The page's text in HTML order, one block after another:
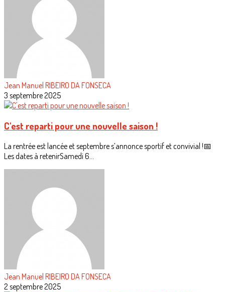
Jean Manuel RIBEIRO DA FONSECA
3 septembre 2025
C'est reparti pour une nouvelle saison !
La rentrée est lancée et septembre s’annonce sportif et convivial !📅
Les dates à retenirSamedi 6...
Jean Manuel RIBEIRO DA FONSECA
2 septembre 2025